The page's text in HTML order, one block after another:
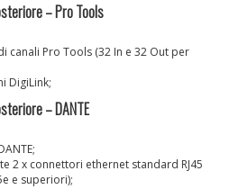
– Pro Tools
canali Pro Tools (32 In e 32 Out per
DigiLink;
– DANTE
2 x connettori ethernet standard RJ45
e superiori);